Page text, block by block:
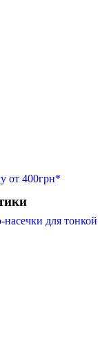
от 400грн*
для тонкой